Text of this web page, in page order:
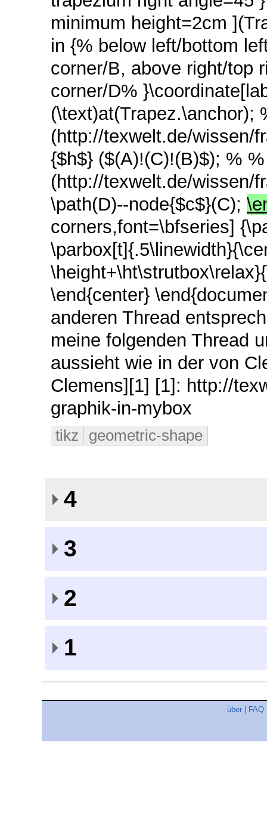
minimum height=2cm
in {% below left/bottom
corner/B, above right/top
corner/D%
(\text)at(Trapez.\anchor);
(http://texwelt.de/wissen/
{$h$} ($(A)!(C)!(B)$); %
(http://texwelt.de/wissen/
\path(D)--node{$c$}(C);
corners,font=\bfseries]
\end{center}
anderen Thread
meine folgenden Thread
aussieht wie in der von
Clemens][1] [1]: http://
graphik-in-mybox
tikz geometric-shape
4
3
2
1
über FAQ